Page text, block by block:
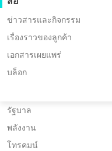
ดาวน์โหลด
การ ติดต่อ
การเก็บถาวร
การจัดการงาน
การเคลื่อนย้ายเวิร์กโหลด
การย้ายข้อมูล V2V
การย้ายข้อมูล P2P
การย้ายข้อมูล C2C
การย้ายข้อมูล C2V
oVirt
H3C CAS/UIS
ZStack
Sangfor HCI
Oracle OLVM
เว็บบินาร์
การสาธิตสด
เรื่องราวของลูกค้า
บริการเทคโนโลยีสารสนเทศ
รัฐบาล
พลังงาน
โทรคมน์
ขอใบเสนอราคา
ค้นหาพาร์ทเนอร์ในท้องถิ่น
เป็นพาร์ทเนอร์อยู่แล้วหรือ
เข้าสู่ระบบพอร์ทัลพาร์ทเน
ข่าวสารและกิจกรรม
เรื่องราวของลูกค้า
เอกสารเผยแพร่
บล็อก
Mark Hu
ผู้ก่อตั้งและประธ